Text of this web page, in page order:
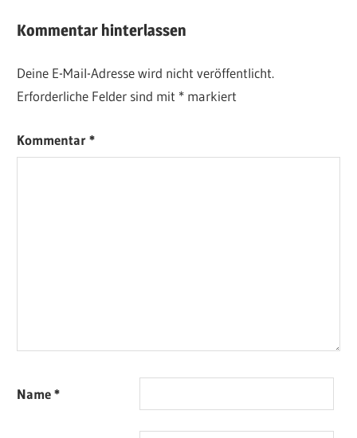
Kommentar hinterlassen
Deine E-Mail-Adresse wird nicht veröffentlicht.
Erforderliche Felder sind mit * markiert
Kommentar*
Name*